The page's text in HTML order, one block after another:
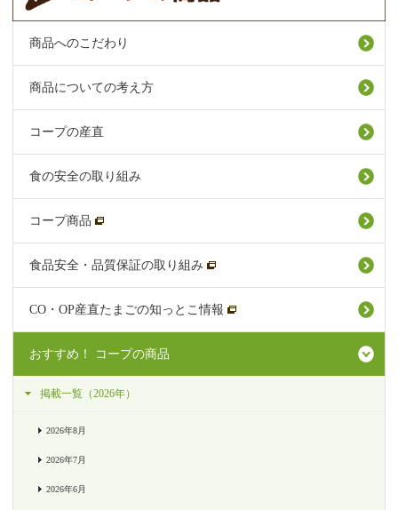
商品へのこだわり
商品についての考え方
コープの産直
食の安全の取り組み
コープ商品
食品安全・品質保証の取り組み
CO・OP産直たまごの知っとこ情報
おすすめ！ コープの商品
掲載一覧（2026年）
2026年8月
2026年7月
2026年6月